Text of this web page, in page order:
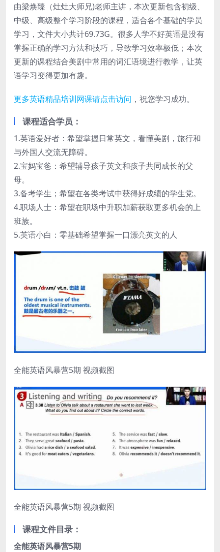
由梁焕臻（灶灶大师兄)老师主讲，本次更新包含初级、
中级、高级整个学习阶段的课程，适合各个基础的学员
学习，文件大小共计69.73G。很多人学不好英语是没有
掌握正确的学习方法和技巧，导致学习效率极低；本次
更新的课程结合美剧中常用的词汇语境进行教学，让英
语学习变得更加有趣。
更多英语精品培训网课请点击访问 ，祝您学习成功。
课程适合学员：
1.英语爱好者：希望掌握日常英文，看懂美剧，旅行和
与外国人交流无障碍。
2.宝妈宝爸：希望辅导孩子英文和孩子共同成长的父
母。
3.备考学生；希望在各类考试中获得好成绩的学生党。
4.职场人士：希望在职场中升职加薪获取更多机会的上
班族。
5.英语小白：零基础希望掌握一口漂亮英文的人
全能英语风暴营5期 视频截图
全能英语风暴营5期 视频截图
课程文件目录：
全能英语风暴营5期